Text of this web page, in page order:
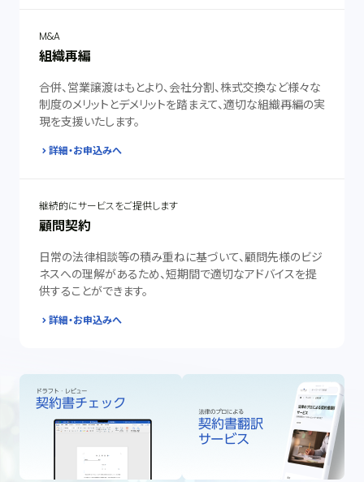
M&A
組織再編
合併、営業譲渡はもとより、会社分割、株式交換など様々な
制度のメリットとデメリットを踏まえて、適切な組織再編の実
現を支援いたします。
詳細・お申込みへ
継続的にサービスをご提供します
顧問契約
日常の法律相談等の積み重ねに基づいて、顧問先様のビジ
ネスへの理解があるため、短期間で適切なアドバイスを提
供することができます。
詳細・お申込みへ